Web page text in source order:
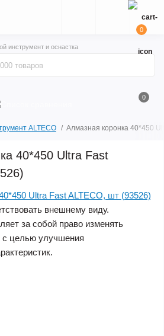
инструмент и оснастка
0
0
ALTECO Алмазная коронка 40*450
40*450 Ultra Fast
внешнему виду.
за собой право изменять
с целью улучшения